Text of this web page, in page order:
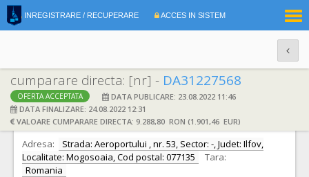
INREGISTRARE / RECUPERARE ACCES IN SISTEM
cumparare directa: [nr] - DA31227568
OFERTA ACCEPTATA
DATA PUBLICARE: 23.08.2022 11:46
DATA FINALIZARE: 24.08.2022 12:31
VALOARE CUMPARARE DIRECTA: 9.288,80 RON (1.901,46 EUR)
DATE IDENTIFICARE OFERTANT
Ofertant: S.C. MEDIPLUS EXIM S.R.L. CIF: 9311280
Adresa:
Strada: Aeroportului , nr. 53, Sector: -, Judet: Ilfov,
Localitate: Mogosoaia, Cod postal: 077135
Tara:
Romania